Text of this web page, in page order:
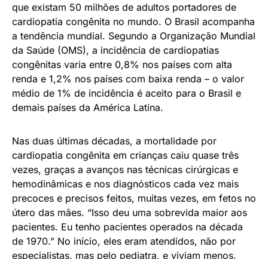
que existam 50 milhões de adultos portadores de
cardiopatia congênita no mundo. O Brasil acompanha
a tendência mundial. Segundo a Organização Mundial
da Saúde (OMS), a incidência de cardiopatias
congênitas varia entre 0,8% nos países com alta
renda e 1,2% nos países com baixa renda – o valor
médio de 1% de incidência é aceito para o Brasil e
demais países da América Latina.
Nas duas últimas décadas, a mortalidade por
cardiopatia congênita em crianças caiu quase três
vezes, graças a avanços nas técnicas cirúrgicas e
hemodinâmicas e nos diagnósticos cada vez mais
precoces e precisos feitos, muitas vezes, em fetos no
útero das mães. “Isso deu uma sobrevida maior aos
pacientes. Eu tenho pacientes operados na década
de 1970.” No início, eles eram atendidos, não por
especialistas, mas pelo pediatra, e viviam menos.